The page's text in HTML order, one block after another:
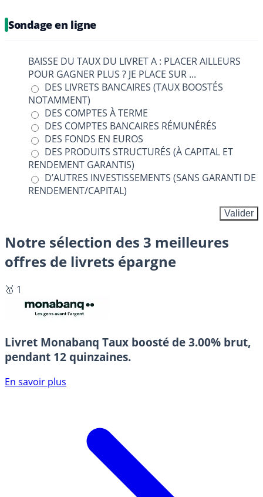
Sondage en ligne
BAISSE DU TAUX DU LIVRET A : PLACER AILLEURS
POUR GAGNER PLUS ? JE PLACE SUR ...
DES LIVRETS BANCAIRES (TAUX BOOSTÉS
NOTAMMENT)
DES COMPTES À TERME
DES COMPTES BANCAIRES RÉMUNÉRÉS
DES FONDS EN EUROS
DES PRODUITS STRUCTURÉS (À CAPITAL ET
RENDEMENT GARANTIS)
D’AUTRES INVESTISSEMENTS (SANS GARANTI DE
RENDEMENT/CAPITAL)
Notre sélection des 3 meilleures
offres de livrets épargne
🥇 1
Livret Monabanq Taux boosté de 3.00% brut,
pendant 12 quinzaines.
En savoir plus